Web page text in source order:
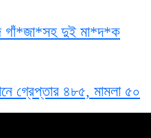
গাঁ*জা*সহ দুই মা*দ*ক
গ্রেপ্তার ৪৮৫, মামলা ৫০